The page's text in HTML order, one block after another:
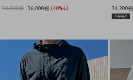
59,800원 36,000원 (40%↓)
34,200원